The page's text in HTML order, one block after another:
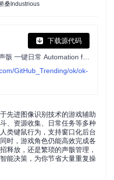
桑Industrious
下载源代码
GitHub_Trending/ok/ok-
先进图像识别技术的游戏辅助
、资源收集、日常任务等多种
类键鼠行为，支持窗口化后台
时，游戏角色仍能高效完成各
释放，还是繁琐的声骸管理，
能决策，为你节省大量重复操